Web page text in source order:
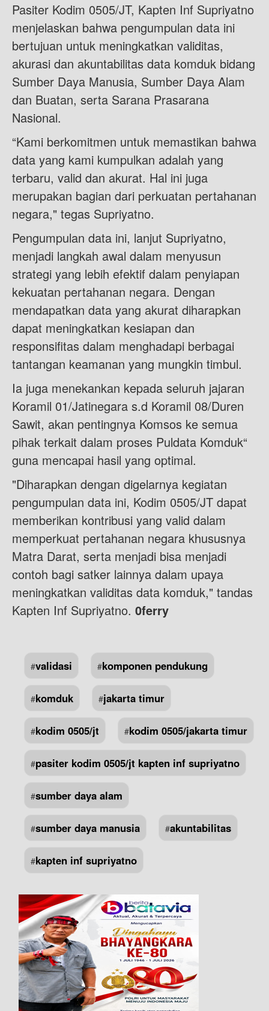
Pasiter Kodim 0505/JT, Kapten Inf Supriyatno
menjelaskan bahwa pengumpulan data ini
bertujuan untuk meningkatkan validitas,
akurasi dan akuntabilitas data komduk bidang
Sumber Daya Manusia, Sumber Daya Alam
dan Buatan, serta Sarana Prasarana
Nasional.
“Kami berkomitmen untuk memastikan bahwa
data yang kami kumpulkan adalah yang
terbaru, valid dan akurat. Hal ini juga
merupakan bagian dari perkuatan pertahanan
negara," tegas Supriyatno.
Pengumpulan data ini, lanjut Supriyatno,
menjadi langkah awal dalam menyusun
strategi yang lebih efektif dalam penyiapan
kekuatan pertahanan negara. Dengan
mendapatkan data yang akurat diharapkan
dapat meningkatkan kesiapan dan
responsifitas dalam menghadapi berbagai
tantangan keamanan yang mungkin timbul.
Ia juga menekankan kepada seluruh jajaran
Koramil 01/Jatinegara s.d Koramil 08/Duren
Sawit, akan pentingnya Komsos ke semua
pihak terkait dalam proses Puldata Komduk“
guna mencapai hasil yang optimal.
"Diharapkan dengan digelarnya kegiatan
pengumpulan data ini, Kodim 0505/JT dapat
memberikan kontribusi yang valid dalam
memperkuat pertahanan negara khususnya
Matra Darat, serta menjadi bisa menjadi
contoh bagi satker lainnya dalam upaya
meningkatkan validitas data komduk," tandas
Kapten Inf Supriyatno. 0ferry
#validasi #komponen pendukung
#komduk #jakarta timur
#kodim 0505/jt #kodim 0505/jakarta timur
#pasiter kodim 0505/jt kapten inf supriyatno
#sumber daya alam
#sumber daya manusia #akuntabilitas
#kapten inf supriyatno